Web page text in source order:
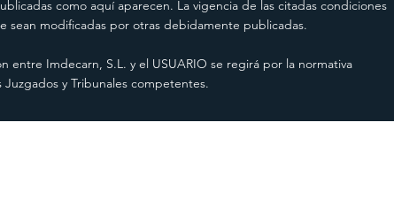
como aquí aparecen. La vigencia de las citadas condiciones
sean modificadas por otras debidamente publicadas.
entre Imdecarn, S.L. y el USUARIO se regirá por la normativa
y Tribunales competentes.